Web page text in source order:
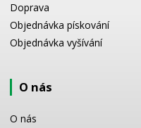
Doprava
Objednávka pískování
Objednávka vyšívání
O nás
O nás